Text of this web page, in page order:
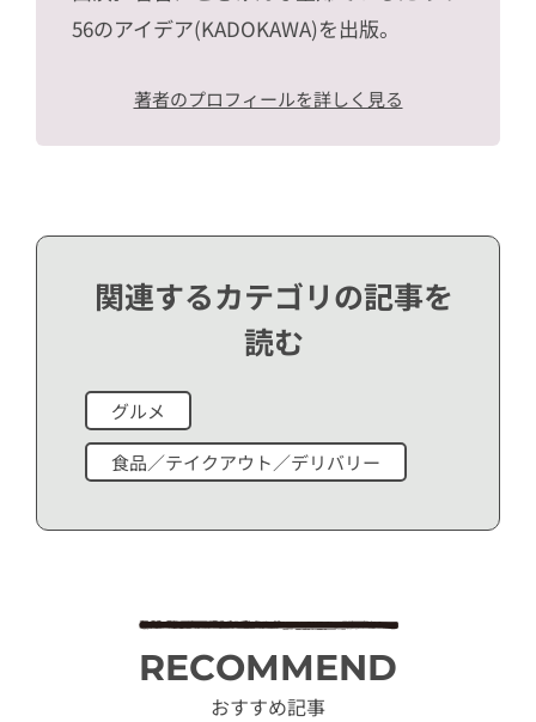
56のアイデア(KADOKAWA)を出版。
著者のプロフィールを詳しく見る
関連するカテゴリの記事を
読む
グルメ
食品／テイクアウト／デリバリー
RECOMMEND
おすすめ記事